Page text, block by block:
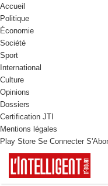
Accueil
Politique
Économie
Société
Sport
International
Culture
Opinions
Dossiers
Certification JTI
Mentions légales
Play Store Se Connecter